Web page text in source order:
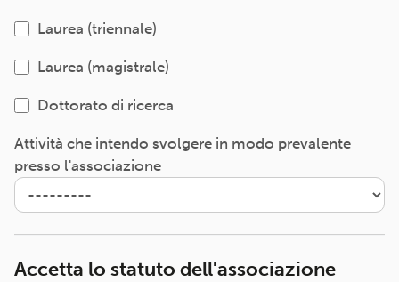
Laurea (triennale)
Laurea (magistrale)
Dottorato di ricerca
Attività che intendo svolgere in modo prevalente
presso l'associazione
Accetta lo statuto dell'associazione